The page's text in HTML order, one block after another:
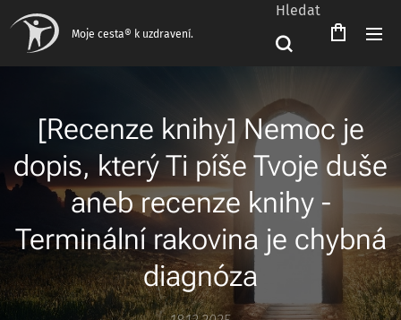
Moje cesta® k uzdravení.
Hledat
[Recenze knihy] Nemoc je
dopis, který Ti píše Tvoje duše
aneb recenze knihy -
Terminální rakovina je chybná
diagnóza
Čeština‎